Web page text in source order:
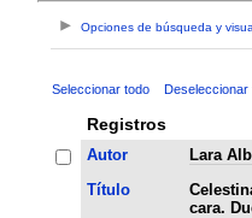
Opciones de búsqueda y
Seleccionar todo Deseleccionar
Registros
Autor
Lara
Título
cara.